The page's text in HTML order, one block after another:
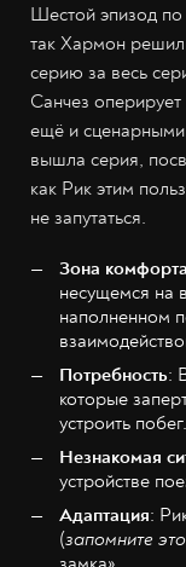
Шестой эпизод по
так Хармон
серию за весь
Санчез
ещё и
вышла серия,
как Рик этим
не запутаться.
Зона комфорта
несущемся на
наполненном
Потребность:
которые
устроить побег.
Незнакомая
устройстве
Адаптация:
(запомните